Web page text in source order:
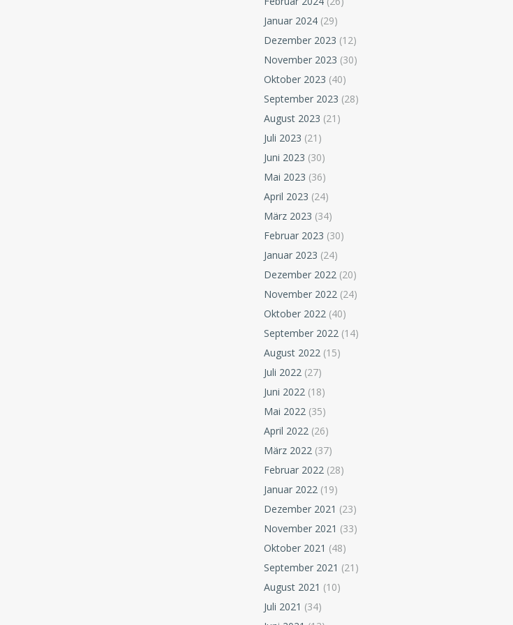
Januar 2024 (29)
Dezember 2023 (12)
November 2023 (30)
Oktober 2023 (40)
September 2023 (28)
August 2023 (21)
Juli 2023 (21)
Juni 2023 (30)
Mai 2023 (36)
April 2023 (24)
März 2023 (34)
Februar 2023 (30)
Januar 2023 (24)
Dezember 2022 (20)
November 2022 (24)
Oktober 2022 (40)
September 2022 (14)
August 2022 (15)
Juli 2022 (27)
Juni 2022 (18)
Mai 2022 (35)
April 2022 (26)
März 2022 (37)
Februar 2022 (28)
Januar 2022 (19)
Dezember 2021 (23)
November 2021 (33)
Oktober 2021 (48)
September 2021 (21)
August 2021 (10)
Juli 2021 (34)